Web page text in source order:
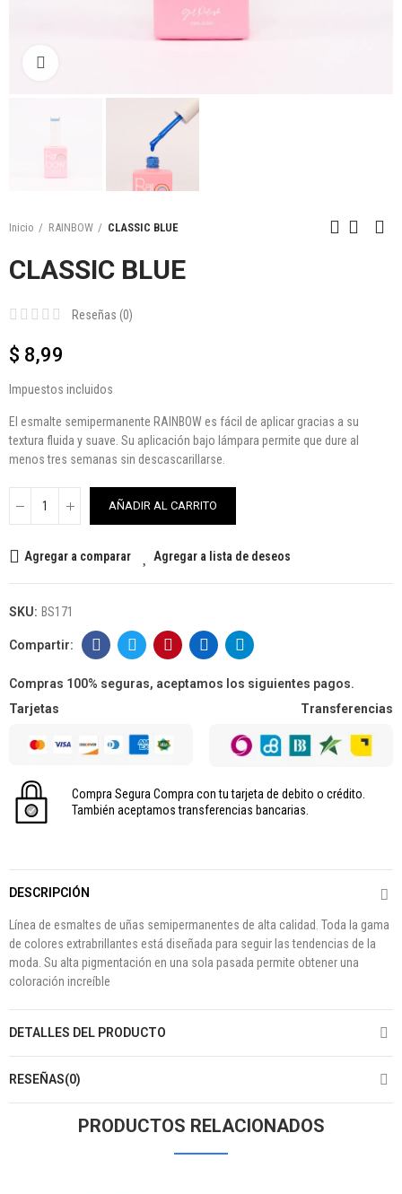
Inicio RAINBOW CLASSIC BLUE
CLASSIC BLUE
Reseñas (0)
$ 8,99
Impuestos incluidos
El esmalte semipermanente RAINBOW es fácil de aplicar gracias a su
textura fluida y suave. Su aplicación bajo lámpara permite que dure al
menos tres semanas sin descascarillarse.
AÑADIR AL CARRITO
Agregar a comparar Agregar a lista de deseos
SKU: BS171
Compras 100% seguras, aceptamos los siguientes pagos.
Tarjetas
Transferencias
Compra Segura Compra con tu tarjeta de debito o crédito.
También aceptamos transferencias bancarias.
DESCRIPCIÓN
Línea de esmaltes de uñas semipermanentes de alta calidad. Toda la gama
de colores extrabrillantes está diseñada para seguir las tendencias de la
moda. Su alta pigmentación en una sola pasada permite obtener una
coloración increíble
DETALLES DEL PRODUCTO
RESEÑAS(0)
PRODUCTOS RELACIONADOS